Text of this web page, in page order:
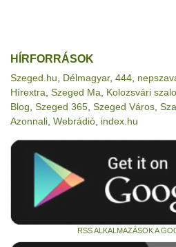
HÍRFORRÁSOK
Szeged.hu Délmagyar, 444
Hírextra Szeged Ma Kolozsvári
Blog Szeged 365 Szeged Város
Azonnali Webrádió index.hu
RSS ALKALMAZÁSOK A